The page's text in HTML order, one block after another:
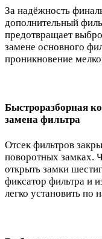
За надёжность
дополнительный
предотвращает
замене основного
проникновение
Быстроразборная
замена фильтра
Отсек фильтров
поворотных замках.
открыть замки
фиксатор фильтра и
легко установить по